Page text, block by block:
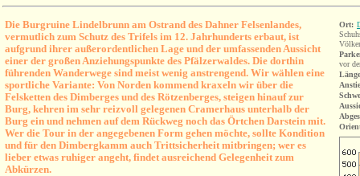
Die Burgruine Lindelbrunn am Ostrand des Dahner Felsenlandes,
vermutlich zum Schutz des Trifels im 12. Jahrhunderts erbaut, ist
aufgrund ihrer außerordentlichen Lage und der umfassenden Aussicht
einer der großen Anziehungspunkte des Pfälzerwaldes. Die dorthin
führenden Wanderwege sind meist wenig anstrengend. Wir wählen eine
sportliche Variante: Von Norden kommend kraxeln wir über die
Felsketten des Dimberges und des Rötzenberges, steigen hinauf zur
Burg, kehren im sehr reizvoll gelegenen Cramerhaus unterhalb der
Burg ein und nehmen auf dem Rückweg noch das Örtchen Darstein mit.
Wer die Tour in der angegebenen Form gehen möchte, sollte Kondition
und für den Dimbergkamm auch Trittsicherheit mitbringen; wer es
lieber etwas ruhiger angeht, findet ausreichend Gelegenheit zum
Abkürzen.
Ort:
vor